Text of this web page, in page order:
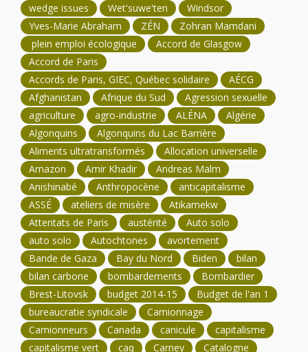
wedge issues
Wet'suwe'ten
Windsor
Yves-Marie Abraham
ZÉN
Zohran Mamdani
plein emploi écologique
Accord de Glasgow
Accord de Paris
Accords de Paris, GIEC, Québec solidaire
AÉCG
Afghanistan
Afrique du Sud
Agression sexuelle
agriculture
agro-industrie ALÉNA
Algérie
Algonquins
Algonquins du Lac Barrière
Aliments ultratransformés
Allocation universelle
Amazon
Amir Khadir
Andreas Malm
Anishinabé
Anthropocène
anticapitalisme
ASSÉ
ateliers de misère
Atikamekw
Attentats de Paris
austérité
Auto solo
auto solo
Autochtones
avortement
Bande de Gaza
Bay du Nord Biden
bilan
bilan carbone
bombardements
Bombardier
Brest-Litovsk
budget 2014-15
Budget de l'an 1
bureaucratie syndicale
Camionnage
Camionneurs
Canada canicule
capitalisme
capitalisme vert
caq Carney Catalogne